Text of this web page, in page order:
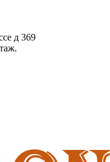
д 369